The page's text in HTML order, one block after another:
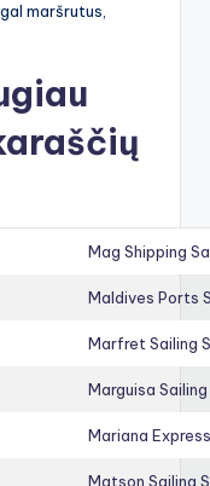
maršrutus,
Mag Shipping
Maldives Ports
Marfret Sailing
Marguisa
Mariana
Matson Sailing